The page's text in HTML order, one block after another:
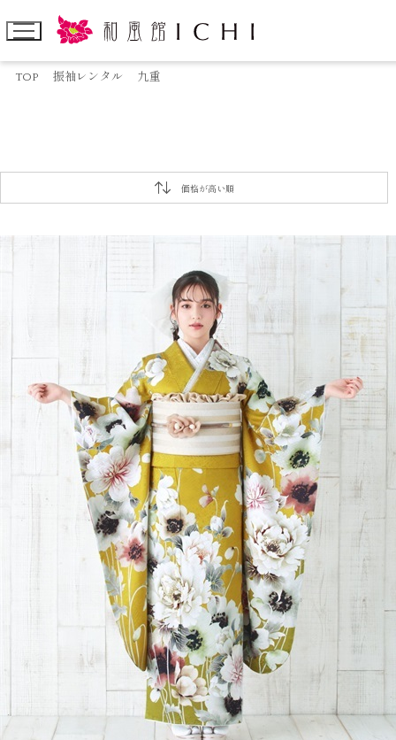
TOP 振袖レンタル 九重
価格が高い順